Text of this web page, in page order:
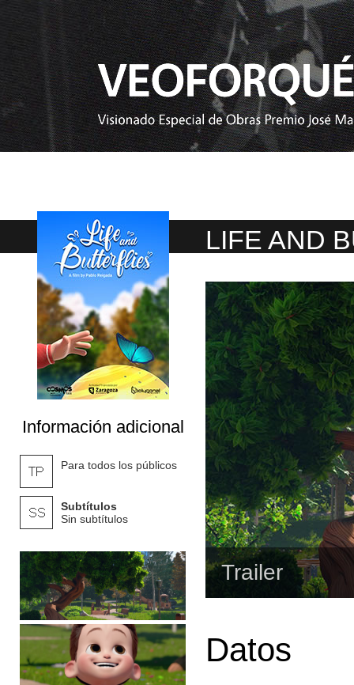
Información adicional
Para todos los públicos
Subtítulos
Sin subtítulos
LIFE AND
Trailer
Datos